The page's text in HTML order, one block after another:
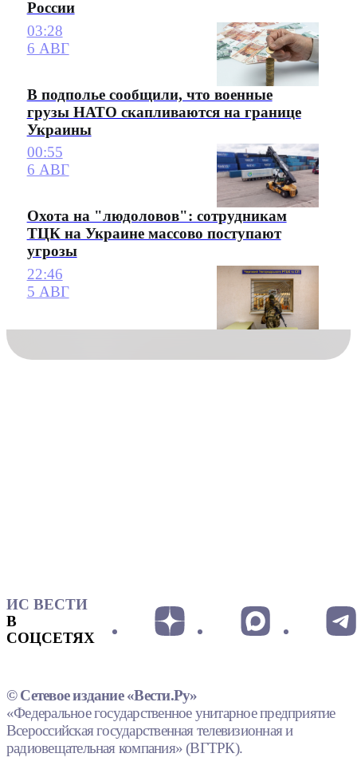
России
03:28
6 АВГ
В подполье сообщили, что военные
грузы НАТО скапливаются на границе
Украины
00:55
6 АВГ
Охота на "людоловов": сотрудникам
ТЦК на Украине массово поступают
угрозы
22:46
5 АВГ
ИС ВЕСТИ
В
СОЦСЕТЯХ
© Сетевое издание «Вести.Ру»
«Федеральное государственное унитарное предприятие
Всероссийская государственная телевизионная и
радиовещательная компания» (ВГТРК).